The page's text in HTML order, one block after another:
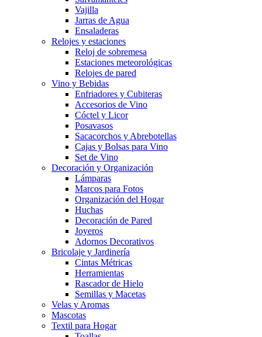
Vajilla
Jarras de Agua
Ensaladeras
Relojes y estaciones
Reloj de sobremesa
Estaciones meteorológicas
Relojes de pared
Vino y Bebidas
Enfriadores y Cubiteras
Accesorios de Vino
Cóctel y Licor
Posavasos
Sacacorchos y Abrebotellas
Cajas y Bolsas para Vino
Set de Vino
Decoración y Organización
Lámparas
Marcos para Fotos
Organización del Hogar
Huchas
Decoración de Pared
Joyeros
Adornos Decorativos
Bricolaje y Jardinería
Cintas Métricas
Herramientas
Rascador de Hielo
Semillas y Macetas
Velas y Aromas
Mascotas
Textil para Hogar